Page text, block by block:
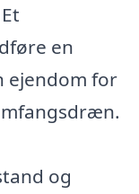
Et
en
ejendom for
og